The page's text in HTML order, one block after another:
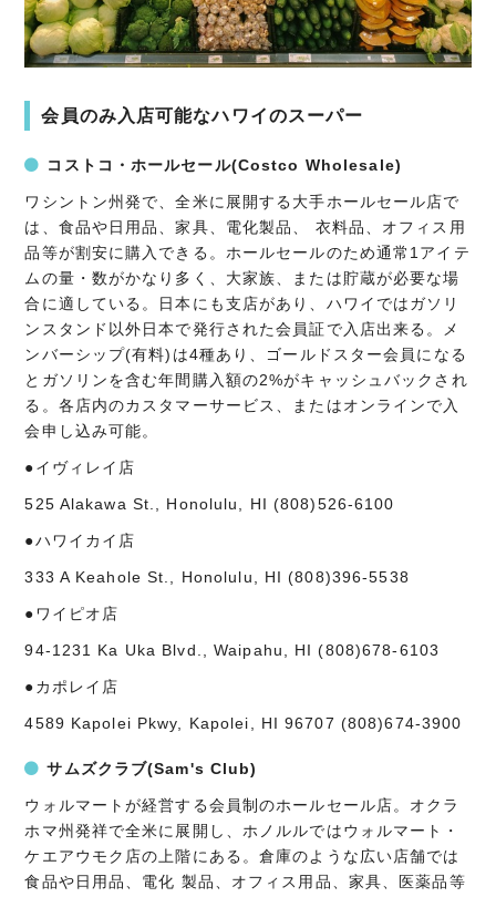
会員のみ入店可能なハワイのスーパー
コストコ・ホールセール(Costco Wholesale)
ワシントン州発で、全米に展開する大手ホールセール店で
は、食品や日用品、家具、電化製品、 衣料品、オフィス用
品等が割安に購入できる。ホールセールのため通常1アイテ
ムの量・数がかなり多く、大家族、または貯蔵が必要な場
合に適している。日本にも支店があり、ハワイではガソリ
ンスタンド以外日本で発行された会員証で入店出来る。メ
ンバーシップ(有料)は4種あり、ゴールドスター会員になる
とガソリンを含む年間購入額の2%がキャッシュバックされ
る。各店内のカスタマーサービス、またはオンラインで入
会申し込み可能。
●イヴィレイ店
525 Alakawa St., Honolulu, HI (808)526-6100
●ハワイカイ店
333 A Keahole St., Honolulu, HI (808)396-5538
●ワイピオ店
94-1231 Ka Uka Blvd., Waipahu, HI (808)678-6103
●カポレイ店
4589 Kapolei Pkwy, Kapolei, HI 96707 (808)674-3900
サムズクラブ(Sam's Club)
ウォルマートが経営する会員制のホールセール店。オクラ
ホマ州発祥で全米に展開し、ホノルルではウォルマート・
ケエアウモク店の上階にある。倉庫のような広い店舗では
食品や日用品、電化 製品、オフィス用品、家具、医薬品等